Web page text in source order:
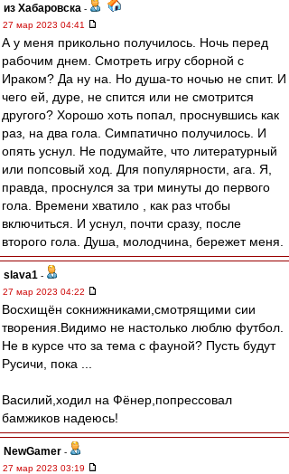
из Хабаровска -
27 мар 2023 04:41
А у меня прикольно получилось. Ночь перед
рабочим днем. Смотреть игру сборной с
Ираком? Да ну на. Но душа-то ночью не спит. И
чего ей, дуре, не спится или не смотрится
другого? Хорошо хоть попал, проснувшись как
раз, на два гола. Симпатично получилось. И
опять уснул. Не подумайте, что литературный
или попсовый ход. Для популярности, ага. Я,
правда, проснулся за три минуты до первого
гола. Времени хватило , как раз чтобы
включиться. И уснул, почти сразу, после
второго гола. Душа, молодчина, бережет меня.
slava1 -
27 мар 2023 04:22
Восхищён сокнижниками,смотрящими сии
творения.Видимо не настолько люблю футбол.
Не в курсе что за тема с фауной? Пусть будут
Русичи, пока ...
Василий,ходил на Фёнер,попрессовал
бaмжиков надеюсь!
NewGamer -
27 мар 2023 03:19